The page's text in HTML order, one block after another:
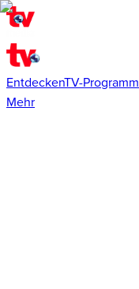
EntdeckenTV-Programm
Mehr